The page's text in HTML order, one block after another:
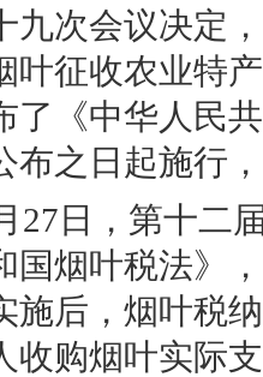
九次会议决定
叶征收农业特
了《中华人民
布之日起施行
27 日，第十二
国烟叶税法》
施后，烟叶税
收购烟叶实际